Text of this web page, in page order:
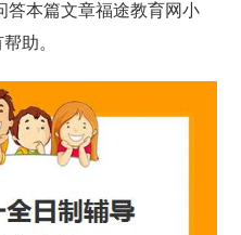
答本篇文章福途教育网小
助。